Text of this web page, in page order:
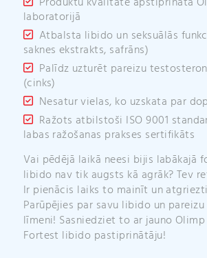
laboratorijā
Atbalsta libido un seksuālās
saknes ekstrakts, safrāns)
Palīdz uzturēt pareizu
(cinks)
Nesatur vielas, ko uzskata par
Ražots atbilstoši ISO 9001
labas ražošanas prakses sertifikāts
Vai pēdējā laikā neesi bijis labākajā
libido nav tik augsts kā agrāk? Tev
Ir pienācis laiks to mainīt un
Parūpējies par savu libido un
līmeni! Sasniedziet to ar jauno
Fortest libido pastiprinātāju!